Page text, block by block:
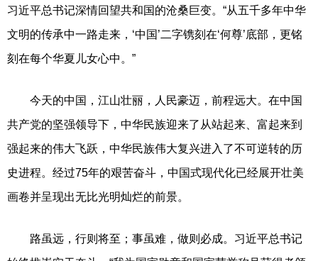
习近平总书记深情回望共和国的沧桑巨变。“从五千多年中华
文明的传承中一路走来，‘中国’二字镌刻在‘何尊’底部，更铭
刻在每个华夏儿女心中。”
今天的中国，江山壮丽，人民豪迈，前程远大。在中国
共产党的坚强领导下，中华民族迎来了从站起来、富起来到
强起来的伟大飞跃，中华民族伟大复兴进入了不可逆转的历
史进程。经过75年的艰苦奋斗，中国式现代化已经展开壮美
画卷并呈现出无比光明灿烂的前景。
路虽远，行则将至；事虽难，做则必成。习近平总书记